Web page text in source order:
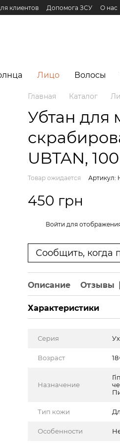
клиентов Допомога ЗСУ О нас
Реферальная программа
Лицо Волосы
Главная Каталог
Убтан для
UBTAN,
Товар ожидается Артикул:
450 грн
Войти для
Сообщить, когда
Описание Отзывы
Характеристики
Серия
Возраст
Назначение
Тип кожи
Особенности